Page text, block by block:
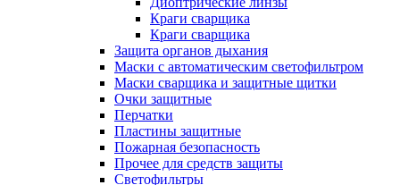
Краги сварщика
Краги сварщика
Защита органов дыхания
Маски с автоматическим светофильтром
Маски сварщика и защитные щитки
Очки защитные
Перчатки
Пластины защитные
Пожарная безопасность
Прочее для средств защиты
Светофильтры